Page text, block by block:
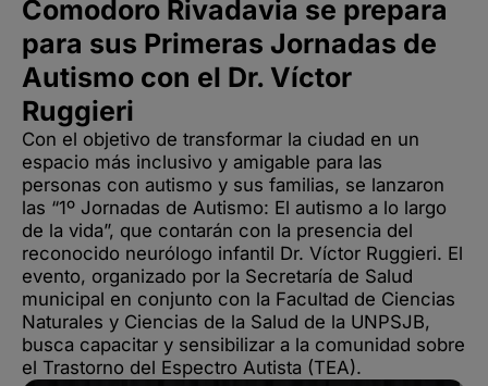
Comodoro Rivadavia se prepara
para sus Primeras Jornadas de
Autismo con el Dr. Víctor
Ruggieri
Con el objetivo de transformar la ciudad en un
espacio más inclusivo y amigable para las
personas con autismo y sus familias, se lanzaron
las “1º Jornadas de Autismo: El autismo a lo largo
de la vida”, que contarán con la presencia del
reconocido neurólogo infantil Dr. Víctor Ruggieri. El
evento, organizado por la Secretaría de Salud
municipal en conjunto con la Facultad de Ciencias
Naturales y Ciencias de la Salud de la UNPSJB,
busca capacitar y sensibilizar a la comunidad sobre
el Trastorno del Espectro Autista (TEA).